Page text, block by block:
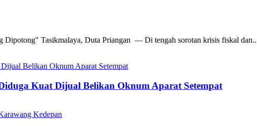
Dipotong" Tasikmalaya, Duta Priangan — Di tengah sorotan krisis fiskal
Kuat Dijual Belikan Oknum Aparat Setempat